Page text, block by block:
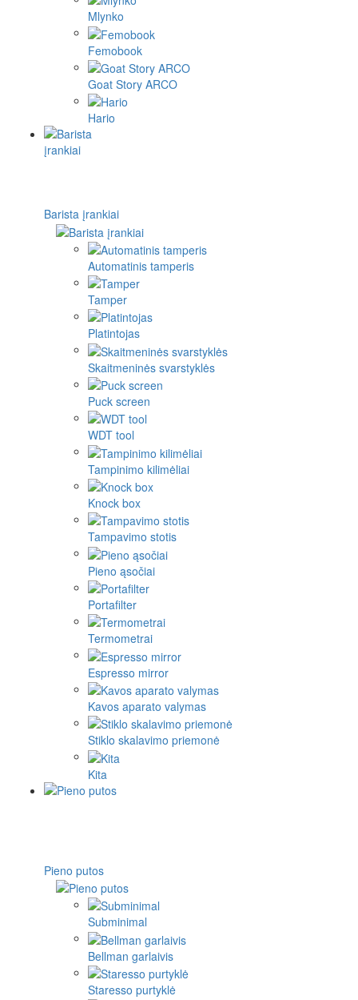
Mlynko
Femobook
Goat Story ARCO
Hario
Barista įrankiai
Automatinis tamperis
Tamper
Platintojas
Skaitmeninės svarstyklės
Puck screen
WDT tool
Tampinimo kilimėliai
Knock box
Tampavimo stotis
Pieno ąsočiai
Portafilter
Termometrai
Espresso mirror
Kavos aparato valymas
Stiklo skalavimo priemonė
Kita
Pieno putos
Subminimal
Bellman garlaivis
Staresso purtyklė